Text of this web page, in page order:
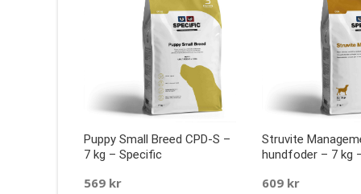
Puppy Small Breed CPD-S –
7 kg – Specific
569 kr
Struvite
hundfoder – 7 kg
609 kr